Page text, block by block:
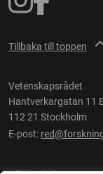
Tillbaka till toppen
Vetenskapsrådet
Hantverkargatan 11
112 21 Stockholm
E-post: